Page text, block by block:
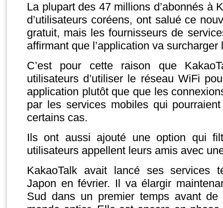
La plupart des 47 millions d’abonnés à
d’utilisateurs coréens, ont salué ce
gratuit, mais les fournisseurs de
affirmant que l’application va surcharger
C’est pour cette raison que
utilisateurs d’utiliser le réseau WiFi
application plutôt que que les
par les services mobiles qui
certains cas.
Ils ont aussi ajouté une option qui
utilisateurs appellent leurs amis avec
KakaoTalk avait lancé ses services
Japon en février. Il va élargir
Sud dans un premier temps avant